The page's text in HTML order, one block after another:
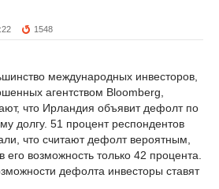
1548
международных инвесторов,
агентством Bloomberg,
что Ирландия объявит дефолт по
долгу. 51 процент респондентов
что считают дефолт вероятным,
его возможность только 42 процента.
дефолта инвесторы ставят